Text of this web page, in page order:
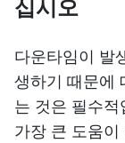
십시오
다운타임이 발
생하기 때문에
는 것은 필수
가장 큰 도움이